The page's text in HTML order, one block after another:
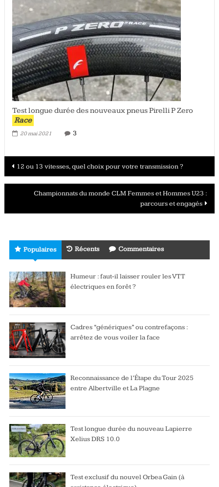
Test longue durée des nouveaux pneus Pirelli P Zero
Race
20 mai 2021 3
Navigation
des
articles
12 ou 13 vitesses, quel choix pour votre transmission ?
Championnats du monde CLM Femmes et Hommes U23 :
parcours et engagés
Populaires Récents Commentaires
Humeur : faut-il laisser rouler les VTT
électriques en forêt ?
Cadres “génériques” ou contrefaçons :
arrêtez de vous voiler la face
Reconnaissance de l’Étape du Tour 2025
entre Albertville et La Plagne
Test longue durée du nouveau Lapierre
Xelius DRS 10.0
Test exclusif du nouvel Orbea Gain (à